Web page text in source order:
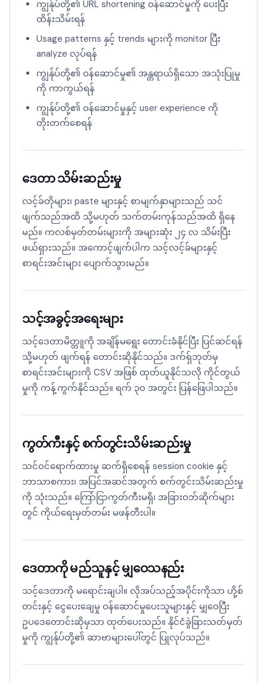
ကျွန်ုပ်တို့၏ URL shortening ဝန်ဆောင်မှုကို ပေးပြီး
ထိန်းသိမ်းရန်
Usage patterns နှင့် trends များကို monitor ပြီး
analyze လုပ်ရန်
ကျွန်ုပ်တို့၏ ဝန်ဆောင်မှု၏ အန္တရာယ်ရှိသော အသုံးပြုမှု
ကို ကာကွယ်ရန်
ကျွန်ုပ်တို့၏ ဝန်ဆောင်မှုနှင့် user experience ကို
တိုးတက်စေရန်
ဒေတာ သိမ်းဆည်းမှု
လင့်ခ်တိုများ၊ paste များနှင့် စာမျက်နှာများသည် သင်
ဖျက်သည်အထိ သို့မဟုတ် သက်တမ်းကုန်သည်အထိ ရှိနေ
မည်။ ကလစ်မှတ်တမ်းများကို အများဆုံး ၂၄ လ သိမ်းပြီး
ဖယ်ရှားသည်။ အကောင့်ဖျက်ပါက သင့်လင့်ခ်များနှင့်
စာရင်းအင်းများ ပျောက်သွားမည်။
သင့်အခွင့်အရေးများ
သင့်ဒေတာမိတ္တူကို အချိန်မရွေး တောင်းခံနိုင်ပြီး ပြင်ဆင်ရန်
သို့မဟုတ် ဖျက်ရန် တောင်းဆိုနိုင်သည်။ ဒက်ရှ်ဘုတ်မှ
စာရင်းအင်းများကို CSV အဖြစ် ထုတ်ယူနိုင်သလို ကိုင်တွယ်
မှုကို ကန့်ကွက်နိုင်သည်။ ရက် ၃၀ အတွင်း ပြန်ဖြေပါသည်။
ကွတ်ကီးနှင့် စက်တွင်းသိမ်းဆည်းမှု
သင်ဝင်ရောက်ထားမှု ဆက်ရှိစေရန် session cookie နှင့်
ဘာသာစကား၊ အပြင်အဆင်အတွက် စက်တွင်းသိမ်းဆည်းမှု
ကို သုံးသည်။ ကြော်ငြာကွတ်ကီးမရှိ၊ အခြားဝဘ်ဆိုက်များ
တွင် ကိုယ်ရေးမှတ်တမ်း မဖန်တီးပါ။
ဒေတာကို မည်သူနှင့် မျှဝေသနည်း
သင့်ဒေတာကို မရောင်းချပါ။ လိုအပ်သည့်အပိုင်းကိုသာ ဟို့စ်
တင်းနှင့် ငွေပေးချေမှု ဝန်ဆောင်မှုပေးသူများနှင့် မျှဝေပြီး
ဥပဒေတောင်းဆိုမှသာ ထုတ်ပေးသည်။ နိုင်ငံခွဲခြားသတ်မှတ်
မှုကို ကျွန်ုပ်တို့၏ ဆာဗာများပေါ်တွင် ပြုလုပ်သည်။